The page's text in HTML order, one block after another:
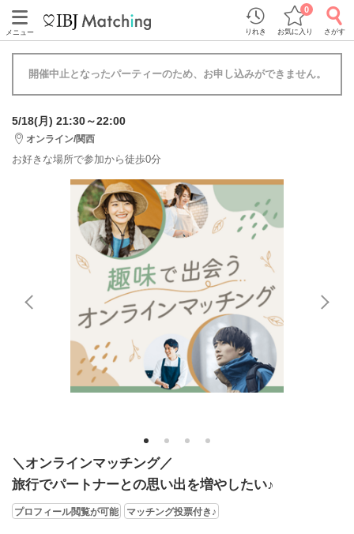
メニュー りれき お気に入り
0
さがす
開催中止となったパーティーのため、お申し込みができません。
5/18(月) 21:30～22:00
オンライン/関西
お好きな場所で参加から徒歩0分
1 2 3 4
＼オンラインマッチング／
旅行でパートナーとの思い出を増やしたい♪
プロフィール閲覧が可能 マッチング投票付き♪